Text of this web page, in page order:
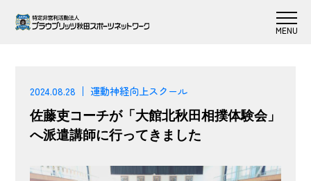
2024.08.28
運動神経向上スクール
佐藤吏コーチが「大館北秋田相撲体験会」
へ派遣講師に行ってきました